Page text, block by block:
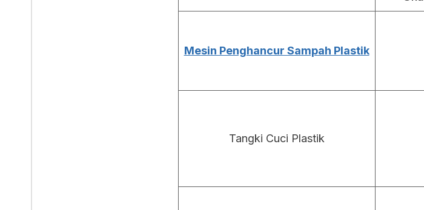
Mesin Penghancur Sampah Plastik
Tangki Cuci Plastik